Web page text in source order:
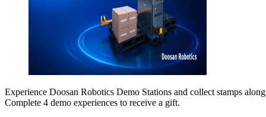
Experience Doosan Robotics Demo Stations and collect stamps
Complete 4 demo experiences to receive a gift.